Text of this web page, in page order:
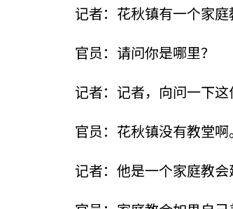
记者：花秋镇有一个家
官员：请问你是哪里？
记者：记者，向问一下这
官员：花秋镇没有教堂啊。
记者：他是一个家庭教会